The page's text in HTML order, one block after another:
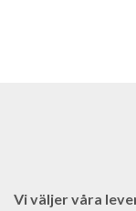
Viväljervåra